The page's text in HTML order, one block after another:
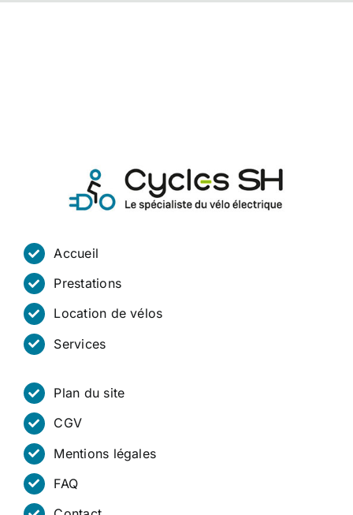
Accueil
Prestations
Location de vélos
Services
Plan du site
CGV
Mentions légales
FAQ